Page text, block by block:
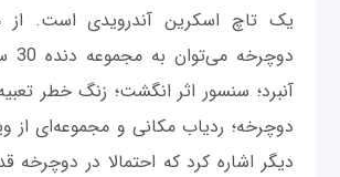
یک تاچ اسکرین آندرویدی است.
آنبرد؛ سنسور اثر انگشت؛ زنگ خطر
دوچرخه؛ ردیاب مکانی و مجموعه‌ای از
دیگر اشاره کرد که احتمالا در دوچرخه